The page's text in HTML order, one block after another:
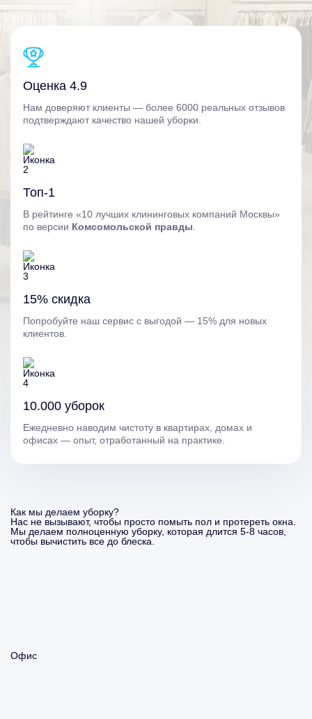
Оценка 4.9
Нам доверяют клиенты — более 6000 реальных отзывов
подтверждают качество нашей уборки.
Топ-1
В рейтинге «10 лучших клининговых компаний Москвы»
по версии Комсомольской правды
15% скидка
Попробуйте наш сервис с выгодой — 15% для новых
клиентов.
10.000 уборок
Ежедневно наводим чистоту в квартирах, домах и
офисах — опыт, отработанный на практике.
Как мы делаем уборку?
Нас не вызывают, чтобы просто помыть пол и протереть окна.
Мы делаем полноценную уборку, которая длится 5-8 часов,
чтобы вычистить все до блеска.
Офис